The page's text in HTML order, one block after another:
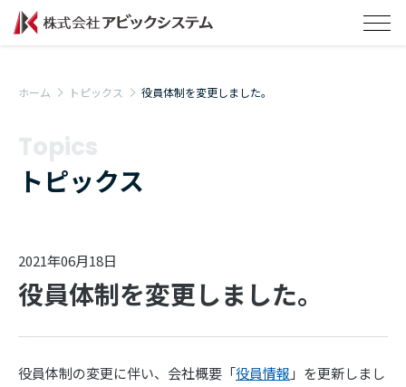
ホーム トピックス 役員体制を変更しました。
Topics
トピックス
2021年06月18日
役員体制を変更しました。
役員体制の変更に伴い、会社概要「役員情報 」を更新しまし